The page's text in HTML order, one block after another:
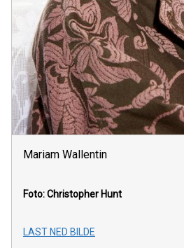
Mariam Wallentin
Foto: Christopher Hunt
LAST NED BILDE